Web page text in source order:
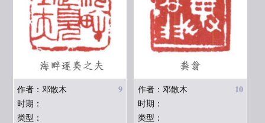
9
作者：邓散木
时期：
类型：
10
作者：邓散木
时期：
类型：